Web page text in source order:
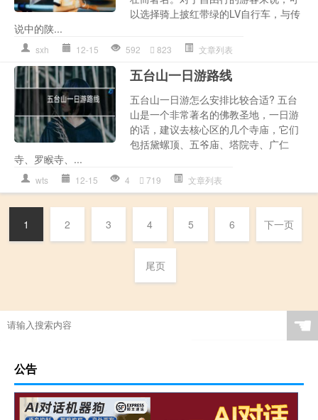
以选择骑上披红带绿的LV自行车，与传
说中的陕...
sxh 12-15 592 823 文章列表
五台山一日游路线
五台山一日游怎么安排比较合适? 五台
山是一个非常著名的佛教圣地，一日游
的话，建议去核心区的几个寺庙，它们
包括黛螺顶、五爷庙、塔院寺、广仁
寺、罗睺寺、...
wts 12-15 4 719 文章列表
1 2 3 4 5 6 下一页
尾页
☚
公告